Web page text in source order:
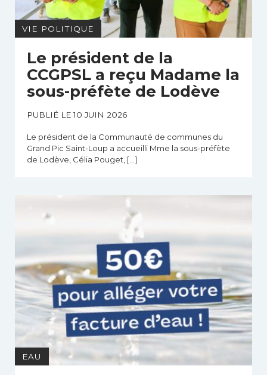
VIE POLITIQUE
Le président de la
CCGPSL a reçu Madame la
sous-préfète de Lodève
PUBLIÉ LE 10 JUIN 2026
Le président de la Communauté de communes du
Grand Pic Saint-Loup a accueilli Mme la sous-préfète
de Lodève, Célia Pouget, […]
EAU